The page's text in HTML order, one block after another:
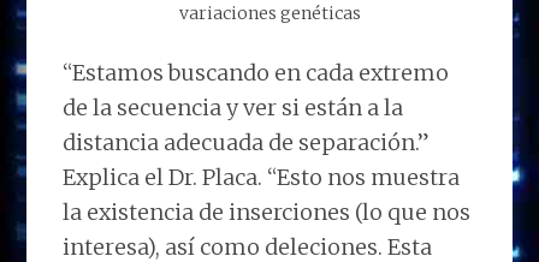
variaciones genéticas
“Estamos buscando en cada extremo
de la secuencia y ver si están a la
distancia adecuada de separación.”
Explica el Dr. Placa. “Esto nos muestra
la existencia de inserciones (lo que nos
interesa), así como deleciones. Esta